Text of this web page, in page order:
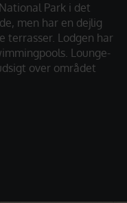
Park i det
men har en dejlig
terrasser. Lodgen har
Lounge-
over området